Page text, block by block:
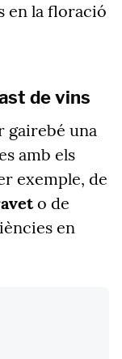
en la floració
de vins
gairebé una
amb els
exemple, de
o de
en